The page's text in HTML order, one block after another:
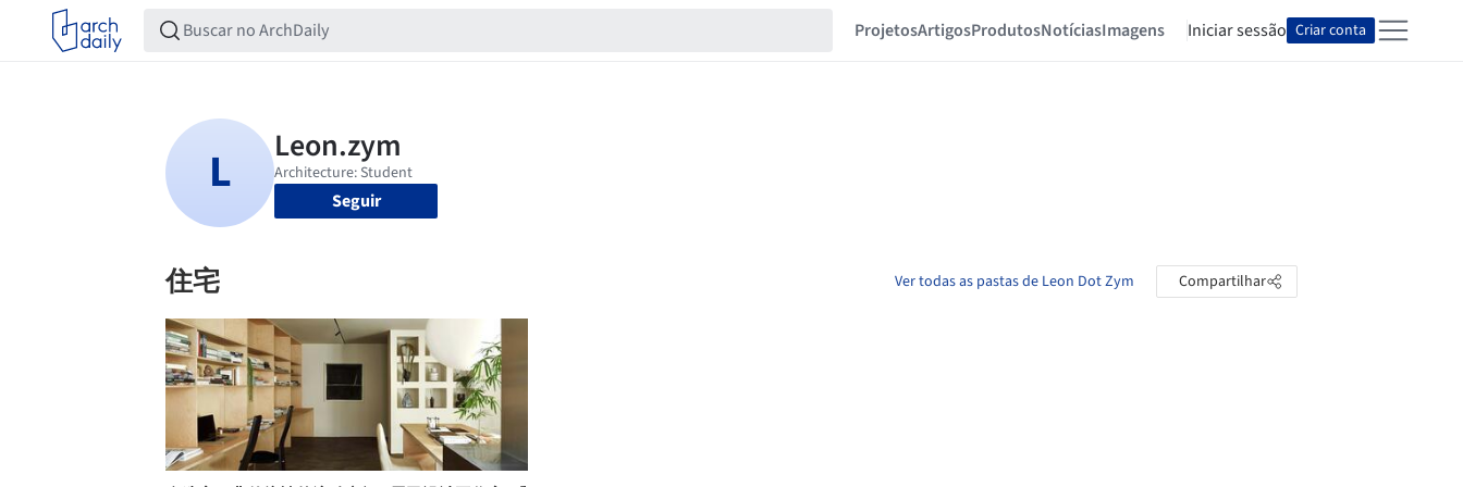
ProjetosArtigosProdutosNotíciasImagens Iniciar sessão Criar conta
Seguir
住宅 Ver todas as pastas de Leon Dot Zym Compartilhar